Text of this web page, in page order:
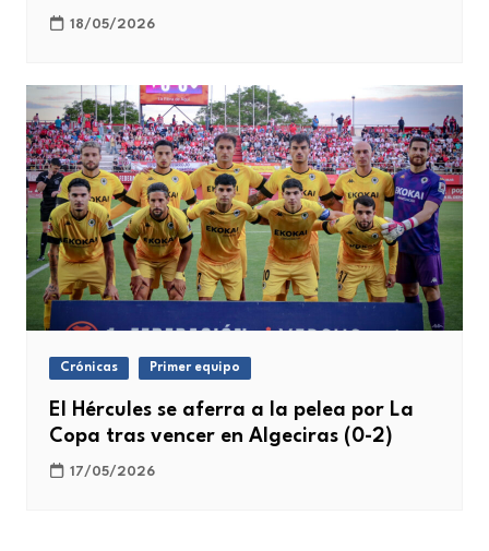
18/05/2026
Crónicas Primer equipo
El Hércules se aferra a la pelea por La
Copa tras vencer en Algeciras (0-2)
17/05/2026